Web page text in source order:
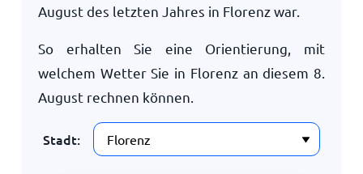
Augustdes letzten Jahres in Florenz war.
So erhalten Sie eine Orientierung, mit
welchem Wetter Sie in Florenz an diesem 8.
Augustrechnen können.
Stadt: